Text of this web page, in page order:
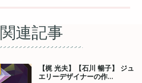
関連記事
【梶 光夫】【石川 暢子】 ジュ
エリーデザイナーの作…